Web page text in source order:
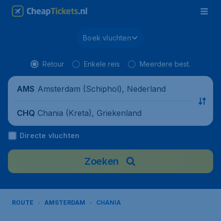
Boek vluchten
Retour Enkele reis Meerdere best.
AMS Amsterdam (Schiphol), Nederland
CHQ Chania (Kreta), Griekenland
Directe vluchten
Zoeken
ROUTE AMSTERDAM CHANIA